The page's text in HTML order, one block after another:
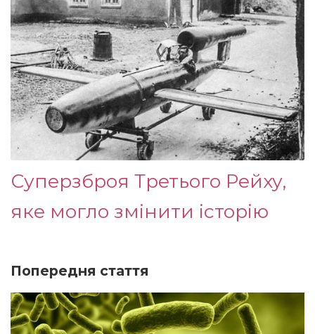
Суперзброя Третього Рейху,
яке могло змінити історію
Попередня стаття